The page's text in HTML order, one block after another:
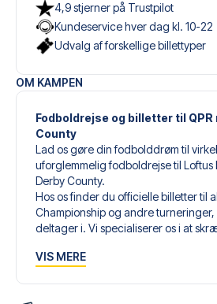
4,9 stjerner på Trustpilot
Kundeservice hver dag kl. 10-22
Udvalg af forskellige billettyper
OM KAMPEN
Fodboldrejse og billetter til QPR
County
Lad os gøre din fodbolddrøm til
uforglemmelig fodboldrejse til Loftus
Derby County.
Hos os finder du officielle billetter til
Championship og andre turneringer,
deltager i. Vi specialiserer os i at
ønsker og behov.
VIS MERE